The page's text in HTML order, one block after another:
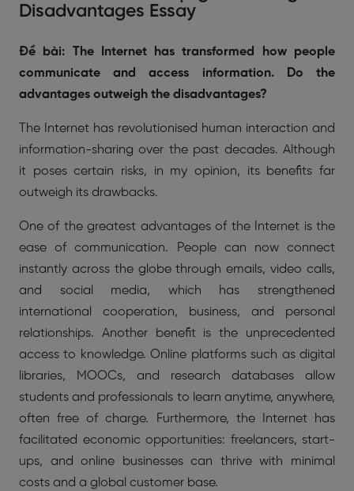
Disadvantages Essay
Đề bài: The Internet has transformed how people
communicate and access information. Do the
advantages outweigh the disadvantages?
The Internet has revolutionised human interaction and
information-sharing over the past decades. Although
it poses certain risks, in my opinion, its benefits far
outweigh its drawbacks.
One of the greatest advantages of the Internet is the
ease of communication. People can now connect
instantly across the globe through emails, video calls,
and social media, which has strengthened
international cooperation, business, and personal
relationships. Another benefit is the unprecedented
access to knowledge. Online platforms such as digital
libraries, MOOCs, and research databases allow
students and professionals to learn anytime, anywhere,
often free of charge. Furthermore, the Internet has
facilitated economic opportunities: freelancers, start-
ups, and online businesses can thrive with minimal
costs and a global customer base.